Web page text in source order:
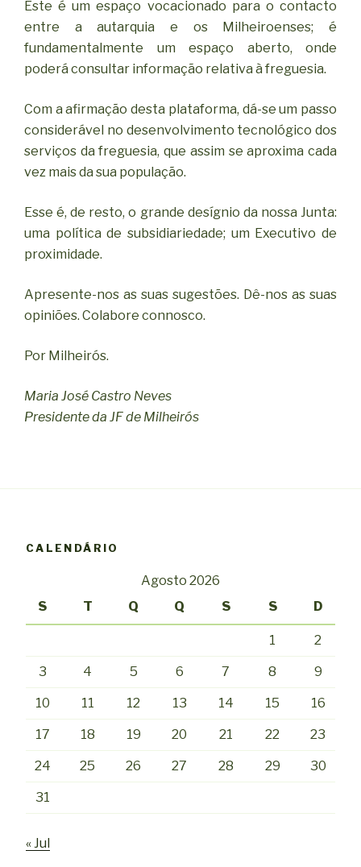
Este é um espaço vocacionado para o contacto
entre a autarquia e os Milheiroenses; é
fundamentalmente um espaço aberto, onde
poderá consultar informação relativa à freguesia.
Com a afirmação desta plataforma, dá-se um passo
considerável no desenvolvimento tecnológico dos
serviços da freguesia, que assim se aproxima cada
vez mais da sua população.
Esse é, de resto, o grande desígnio da nossa Junta:
uma política de subsidiariedade; um Executivo de
proximidade.
Apresente-nos as suas sugestões. Dê-nos as suas
opiniões. Colabore connosco.
Por Milheirós.
Maria José Castro Neves
Presidente da JF de Milheirós
CALENDÁRIO
Agosto 2026
S
T Q Q S S D
1 2
3 4 5 6 7 8 9
10 11 12 13 14 15 16
17 18 19 20 21 22 23
24 25 26 27 28 29 30
31
« Jul